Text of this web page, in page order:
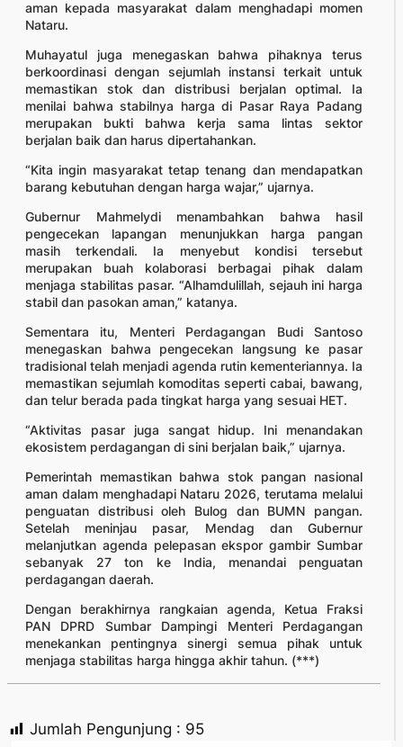
aman kepada masyarakat dalam menghadapi momen
Nataru.
Muhayatul juga menegaskan bahwa pihaknya terus
berkoordinasi dengan sejumlah instansi terkait untuk
memastikan stok dan distribusi berjalan optimal. Ia
menilai bahwa stabilnya harga di Pasar Raya Padang
merupakan bukti bahwa kerja sama lintas sektor
berjalan baik dan harus dipertahankan.
“Kita ingin masyarakat tetap tenang dan mendapatkan
barang kebutuhan dengan harga wajar,” ujarnya.
Gubernur Mahmelydi menambahkan bahwa hasil
pengecekan lapangan menunjukkan harga pangan
masih terkendali. Ia menyebut kondisi tersebut
merupakan buah kolaborasi berbagai pihak dalam
menjaga stabilitas pasar. “Alhamdulillah, sejauh ini harga
stabil dan pasokan aman,” katanya.
Sementara itu, Menteri Perdagangan Budi Santoso
menegaskan bahwa pengecekan langsung ke pasar
tradisional telah menjadi agenda rutin kementeriannya. Ia
memastikan sejumlah komoditas seperti cabai, bawang,
dan telur berada pada tingkat harga yang sesuai HET.
“Aktivitas pasar juga sangat hidup. Ini menandakan
ekosistem perdagangan di sini berjalan baik,” ujarnya.
Pemerintah memastikan bahwa stok pangan nasional
aman dalam menghadapi Nataru 2026, terutama melalui
penguatan distribusi oleh Bulog dan BUMN pangan.
Setelah meninjau pasar, Mendag dan Gubernur
melanjutkan agenda pelepasan ekspor gambir Sumbar
sebanyak 27 ton ke India, menandai penguatan
perdagangan daerah.
Dengan berakhirnya rangkaian agenda, Ketua Fraksi
PAN DPRD Sumbar Dampingi Menteri Perdagangan
menekankan pentingnya sinergi semua pihak untuk
menjaga stabilitas harga hingga akhir tahun. (***)
Jumlah Pengunjung : 95